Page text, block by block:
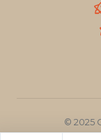
© 2025